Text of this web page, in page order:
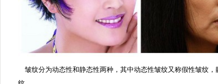
皱纹分为动态性和静态性两种，其中动态性皱纹又称假性皱纹，